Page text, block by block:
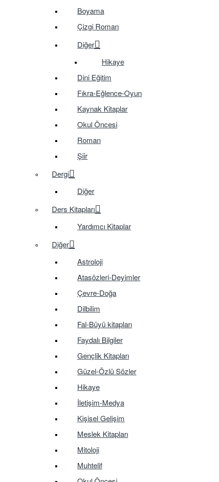
Boyama
Çizgi Roman
Diğer
Hikaye
Dini Eğitim
Fıkra-Eğlence-Oyun
Kaynak Kitaplar
Okul Öncesi
Roman
Şiir
Dergi
Diğer
Ders Kitapları
Yardımcı Kitaplar
Diğer
Astroloji
Atasözleri-Deyimler
Çevre-Doğa
Dilbilim
Fal-Büyü kitapları
Faydalı Bilgiler
Gençlik Kitapları
Güzel-Özlü Sözler
Hikaye
İletişim-Medya
Kişisel Gelişim
Meslek Kitapları
Mitoloji
Muhtelif